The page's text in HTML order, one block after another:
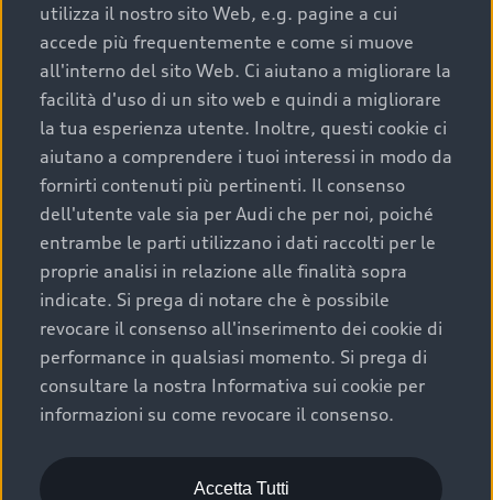
durata nel tempo;
cronologia dei tagliandi: una documentazione
completa della vettura certifica una manutenzione
costante e accurata;
condizioni della carrozzeria e degli interni: una
buona conservazione evidenzia cura e attenzione del
precedente proprietario;
efficienza meccanica: motore, trasmissione e
componenti principali in ottimo stato garantiscono
prestazioni affidabili e sicure.
Acquistare un’auto usata in una Concessionaria ufficiale
Audi che offre l’usato garantito tramite Audi Prima
Scelta :plus, significa affidarsi ad un prodotto che viene
sottoposto a 110 controlli approfonditi e coperto da
garanzia fino a 4 anni per una maggiore tutela del tuo
acquisto.
utilizza il nostro sito Web, e.g. pagine a cui
accede più frequentemente e come si muove
all'interno del sito Web. Ci aiutano a migliorare la
facilità d'uso di un sito web e quindi a migliorare
la tua esperienza utente. Inoltre, questi cookie ci
aiutano a comprendere i tuoi interessi in modo da
fornirti contenuti più pertinenti. Il consenso
dell'utente vale sia per Audi che per noi, poiché
entrambe le parti utilizzano i dati raccolti per le
proprie analisi in relazione alle finalità sopra
indicate. Si prega di notare che è possibile
revocare il consenso all'inserimento dei cookie di
performance in qualsiasi momento. Si prega di
consultare la nostra Informativa sui cookie per
informazioni su come revocare il consenso.
Accetta Tutti